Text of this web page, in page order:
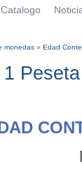
Catalogo
monedas » Edad
1